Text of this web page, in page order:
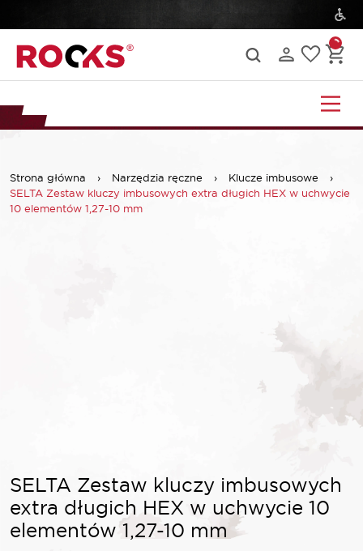
Strona główna › Narzędzia ręczne › Klucze imbusowe
›
SELTA Zestaw kluczy imbusowych extra długich HEX w uchwycie
10 elementów 1,27-10 mm
SELTA Zestaw kluczy imbusowych
extra długich HEX w uchwycie 10
elementów 1,27-10 mm